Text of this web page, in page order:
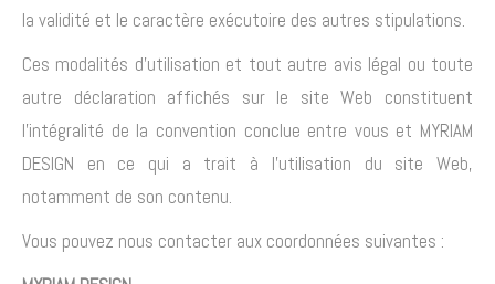
la validité et le caractère exécutoire des autres stipulations.
Ces modalités d’utilisation et tout autre avis légal ou toute
autre déclaration affichés sur le site Web constituent
l’intégralité de la convention conclue entre vous et MYRIAM
DESIGN en ce qui a trait à l’utilisation du site Web,
notamment de son contenu.
Vous pouvez nous contacter aux coordonnées suivantes :